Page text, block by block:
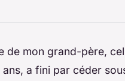
de mon grand-père,
a fini par céder